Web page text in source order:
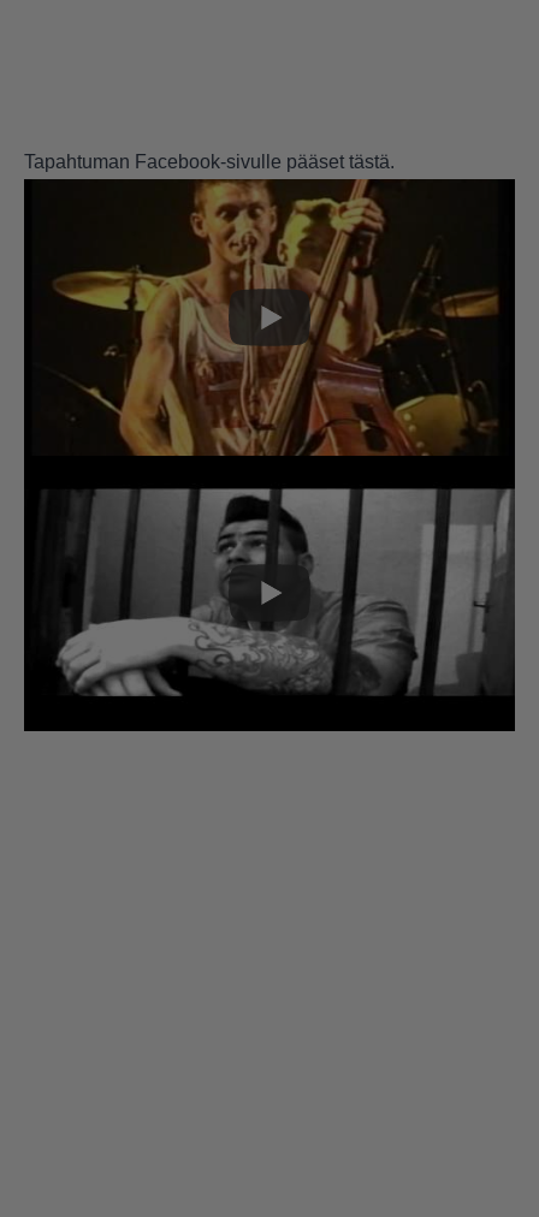
Tapahtuman Facebook-sivulle pääset tästä.